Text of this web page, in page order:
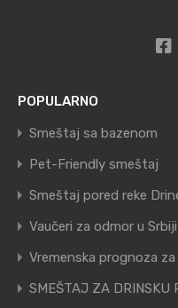
POPULARNO
Smeštaj sa bazenom
Pet-Friendly smeštaj
Smeštaj pored reke
Vaučeri za odmor u Srbiji
Vremenska prognoza
SMEŠTAJ ZA DRINSKU